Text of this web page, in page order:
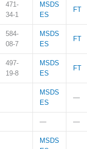
471-
34-1
MSDS
ES
FT
584-
08-7
MSDS
ES
FT
497-
19-8
MSDS
ES
FT
MSDS
ES
—
— —
MSDS